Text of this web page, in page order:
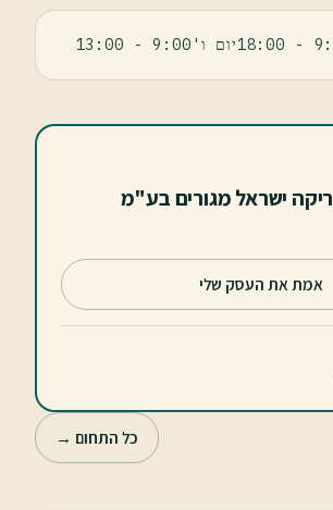
ישראל מגורים בע"מ
אמת את העסק שלי
כל התחום →